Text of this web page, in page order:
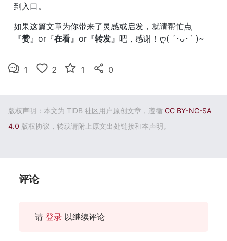
到入口。
如果这篇文章为你带来了灵感或启发，就请帮忙点
『赞 』or『在看 』or『转发 』吧，感谢！ღ( ´･ᴗ･` )~
1 2 1 0
版权声明：本文为 TiDB 社区用户原创文章，遵循 CC BY-NC-SA
4.0 版权协议，转载请附上原文出处链接和本声明。
评论
请 登录 以继续评论